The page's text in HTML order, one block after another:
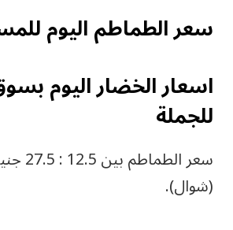
سعر الطماطم اليوم
اسعار الخضار اليوم
للجملة
سعر
(شوال).